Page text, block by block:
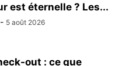
est éternelle ? Les...
- 5 août 2026
out : ce que